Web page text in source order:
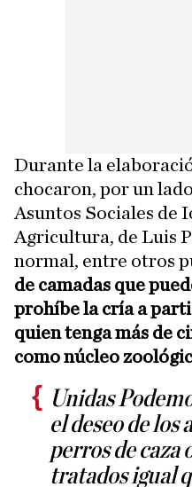
Durante la
chocaron, por un
Asuntos Sociales de
Agricultura, de Luis
normal, entre otros
de camadas que
prohíbe la cría a
quien tenga más de
como núcleo
Unidas
el deseo de los
perros de caza
tratados igual